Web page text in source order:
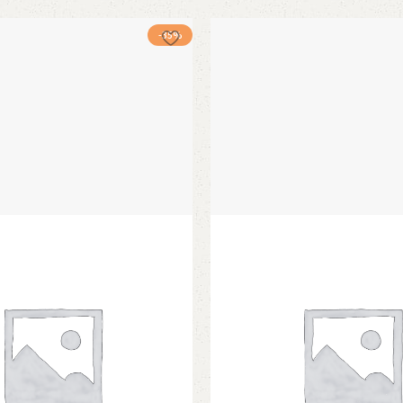
הנוכחי
היה:
₪3200.
בחר אפשרויות
-35%